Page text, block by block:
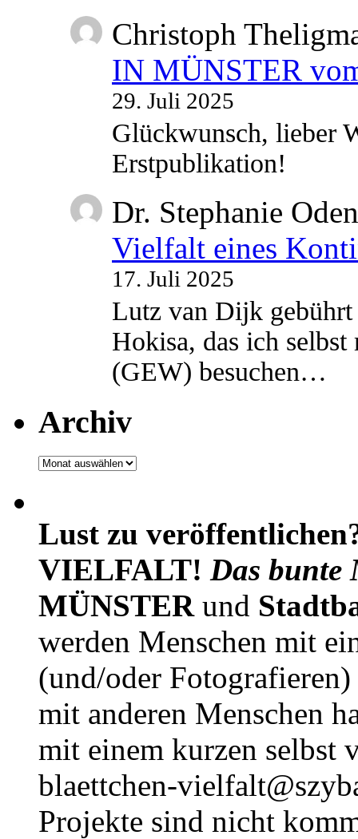
Christoph
IN MÜNSTER
29. Juli 2025
Glückwunsch, lieber
Erstpublikation!
Dr. Stephanie
Vielfalt eines
17. Juli 2025
Lutz van Dijk
Hokisa, das ich
(GEW) besuchen…
Archiv
Archiv
Lust zu
VIELFALT! Das bunte
MÜNSTER und
werden Menschen mit
(und/oder
mit anderen Menschen
mit einem kurzen selbst
blaettchen-
Projekte sind nicht